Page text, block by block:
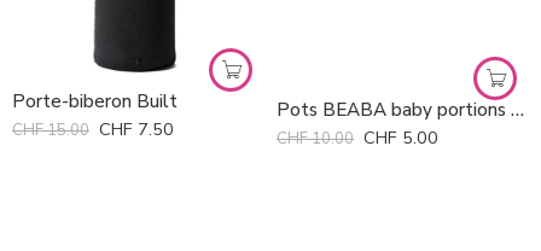
Porte-biberon Built
CHF15.00 CHF 7.50
Pots BEABA baby portions 500ml
CHF10.00 CHF 5.00